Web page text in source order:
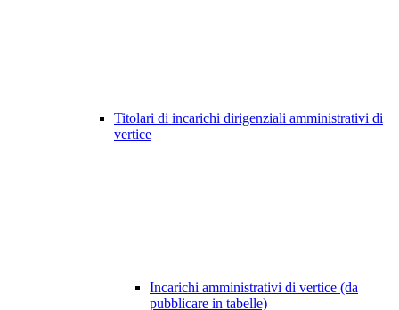
Titolari di incarichi dirigenziali amministrativi di
vertice
Incarichi amministrativi di vertice (da
pubblicare in tabelle)